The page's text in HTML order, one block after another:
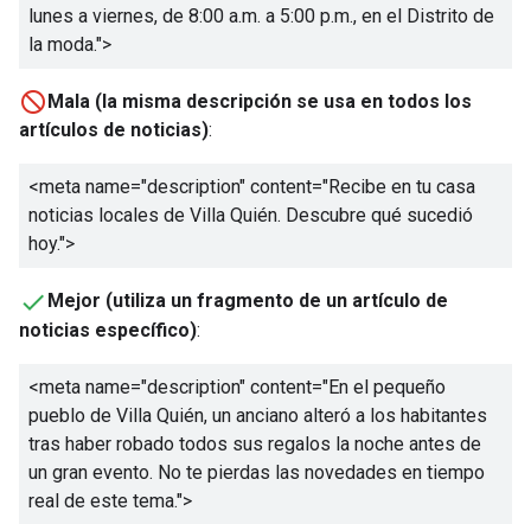
lunes a viernes, de 8:00 a.m. a 5:00 p.m., en el Distrito de
la moda.">
Mala (la misma descripción se usa en todos los
artículos de noticias):
<meta name="description" content="Recibe en tu casa
noticias locales de Villa Quién. Descubre qué sucedió
hoy.">
Mejor (utiliza un fragmento de un artículo de
noticias específico):
<meta name="description" content="En el pequeño
pueblo de Villa Quién, un anciano alteró a los habitantes
tras haber robado todos sus regalos la noche antes de
un gran evento. No te pierdas las novedades en tiempo
real de este tema.">